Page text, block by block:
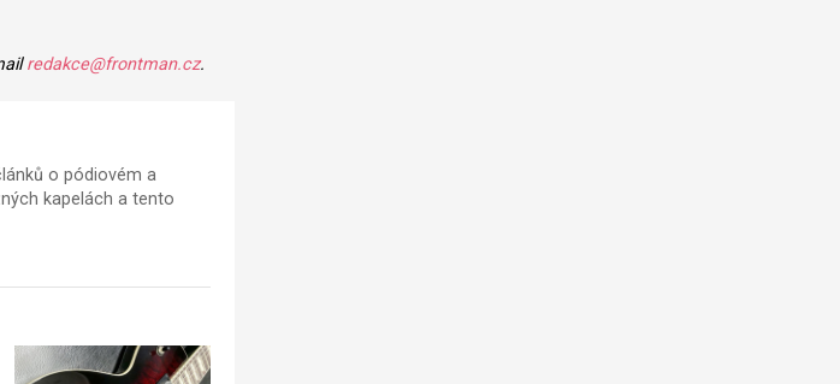
redakce@frontman.cz.
o pódiovém a
kapelách a tento